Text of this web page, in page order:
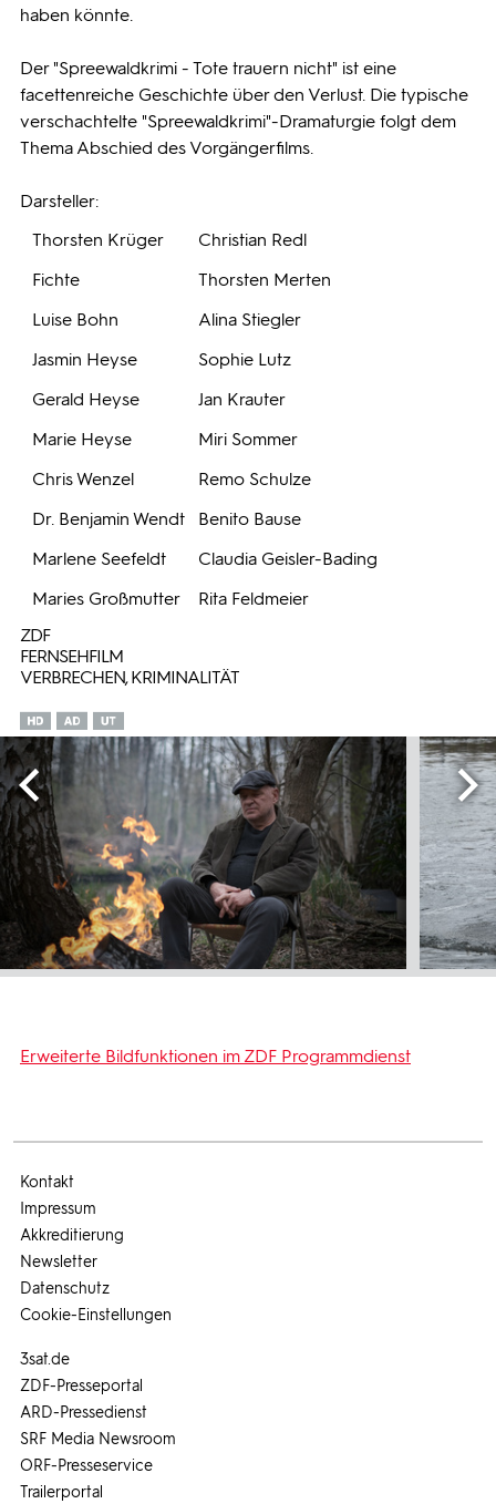
haben könnte.
Der "Spreewaldkrimi - Tote trauern nicht" ist eine
facettenreiche Geschichte über den Verlust. Die typische
verschachtelte "Spreewaldkrimi"-Dramaturgie folgt dem
Thema Abschied des Vorgängerfilms.
Darsteller:
Thorsten Krüger
Christian Redl
Fichte
Thorsten Merten
Luise Bohn
Alina Stiegler
Jasmin Heyse
Sophie Lutz
Gerald Heyse
Jan Krauter
Marie Heyse
Miri Sommer
Chris Wenzel
Remo Schulze
Dr. Benjamin Wendt
Benito Bause
Marlene Seefeldt
Claudia Geisler-Bading
Maries Großmutter
Rita Feldmeier
ZDF
FERNSEHFILM
VERBRECHEN, KRIMINALITÄT
Erweiterte Bildfunktionen im ZDF Programmdienst
3sat.de
ZDF-Presseportal
ARD-Pressedienst
SRF Media Newsroom
ORF-Presseservice
Trailerportal
Kontakt
Impressum
Akkreditierung
Newsletter
Datenschutz
Cookie-Einstellungen